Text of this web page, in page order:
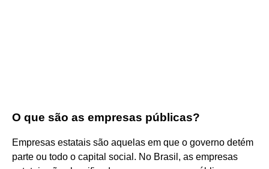
O que são as empresas públicas?
Empresas estatais são aquelas em que o governo detém
parte ou todo o capital social. No Brasil, as empresas